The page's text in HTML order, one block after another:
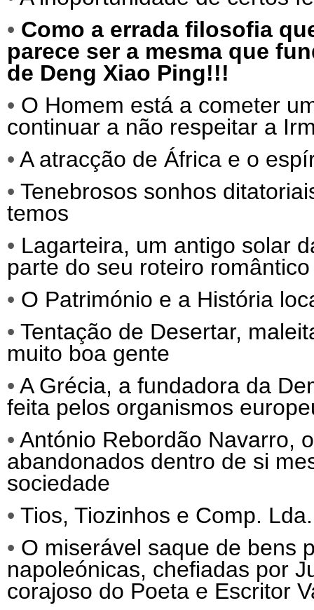
• Como a errada filosofia
parece ser a mesma que
de Deng Xiao Ping!!!
• O Homem está a cometer
continuar a não respeitar a
• A atracção de África e o
• Tenebrosos sonhos
temos
• Lagarteira, um antigo solar
parte do seu roteiro romântico
• O Património e a História
• Tentação de Desertar,
muito boa gente
• A Grécia, a fundadora da
feita pelos organismos
• António Rebordão Navarro,
abandonados dentro de si
sociedade
• Tios, Tiozinhos e Comp. Lda.
• O miserável saque de bens
napoleónicas, chefiadas por
corajoso do Poeta e Escritor